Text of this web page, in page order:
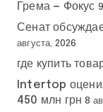
Грема — Фокус
Сенат
августа, 2026
где купить
Intertop
450 млн грн 8